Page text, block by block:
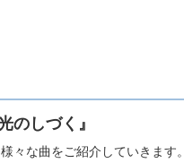
のしづく』
々な曲をご紹介していきます。